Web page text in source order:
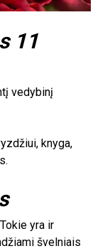
11
vedybinį
knyga,
yra ir
švelniais